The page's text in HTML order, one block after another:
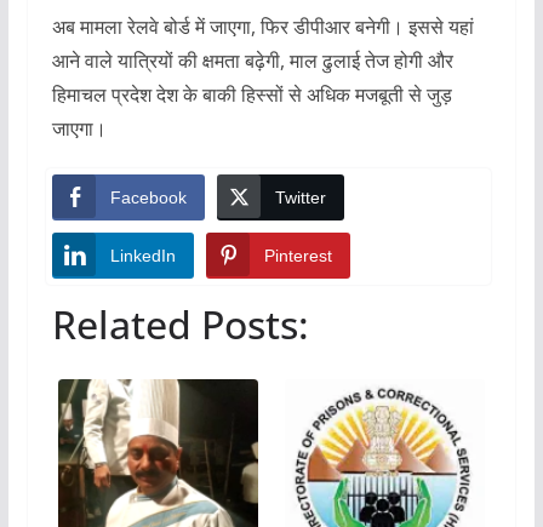
अब मामला रेलवे बोर्ड में जाएगा, फिर डीपीआर बनेगी। इससे यहां
आने वाले यात्रियों की क्षमता बढ़ेगी, माल ढुलाई तेज होगी और
हिमाचल प्रदेश देश के बाकी हिस्सों से अधिक मजबूती से जुड़
जाएगा।
Facebook Twitter
LinkedIn Pinterest
Related Posts: